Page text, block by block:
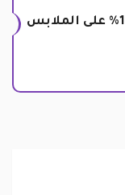
كود خصم Dragon Mart خصومات 10% على الملابس